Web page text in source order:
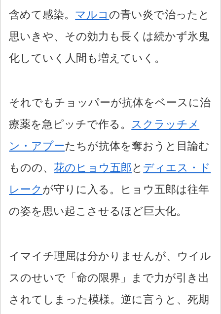
含めて感染。 マルコの青い炎で治ったと
思いきや、その効力も長くは続かず氷鬼
化していく人間も増えていく。
それでもチョッパーが抗体をベースに治
療薬を急ピッチで作る。 スクラッチメ
ン・アプーたちが抗体を奪おうと目論む
ものの、花のヒョウ五郎と ディエス・ド
レーク が守りに入る。ヒョウ五郎は往年
の姿を思い起こさせるほど巨大化。
イマイチ理屈は分かりませんが、ウイル
スのせいで「命の限界」まで力が引き出
されてしまった模様。逆に言うと、死期